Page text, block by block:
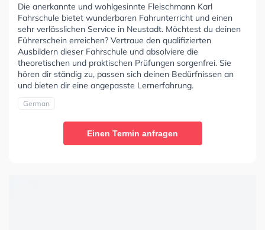
Die anerkannte und wohlgesinnte Fleischmann Karl
Fahrschule bietet wunderbaren Fahrunterricht und einen
sehr verlässlichen Service in Neustadt. Möchtest du deinen
Führerschein erreichen? Vertraue den qualifizierten
Ausbildern dieser Fahrschule und absolviere die
theoretischen und praktischen Prüfungen sorgenfrei. Sie
hören dir ständig zu, passen sich deinen Bedürfnissen an
und bieten dir eine angepasste Lernerfahrung.
German
Einen Termin anfragen